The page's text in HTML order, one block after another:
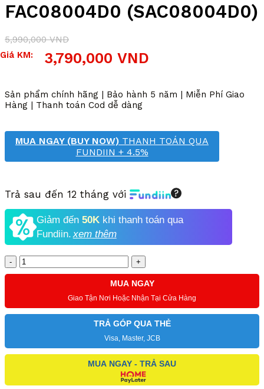
FAC08004D0 (SAC08004D0)
5,990,000VND
Giá
3,790,000 VND
Giá
3,790,000 VND.
Giá KM:
Sản phẩm chính hãng | Bảo hành 5 năm | Miễn Phí Giao
Hàng | Thanh toán Cod dễ dàng
MUA NGAY (BUY NOW) THANH TOÁN QUA
FUNDIIN + 4.5%
Trả sau đến 12 tháng với
Giảm đến 50K khi thanh toán qua
Fundiin.xem thêm
Số
lượng
MUA NGAY
Giao Tận Nơi Hoặc Nhận Tại Cửa Hàng
TRẢ GÓP QUA THẺ
Visa, Master, JCB
MUA NGAY - TRẢ SAU